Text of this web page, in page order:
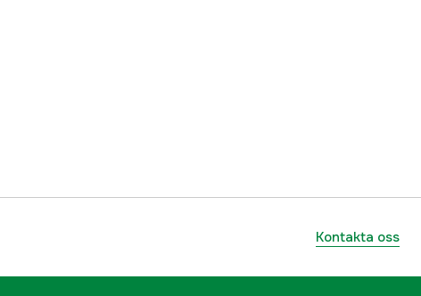
Kontakta oss